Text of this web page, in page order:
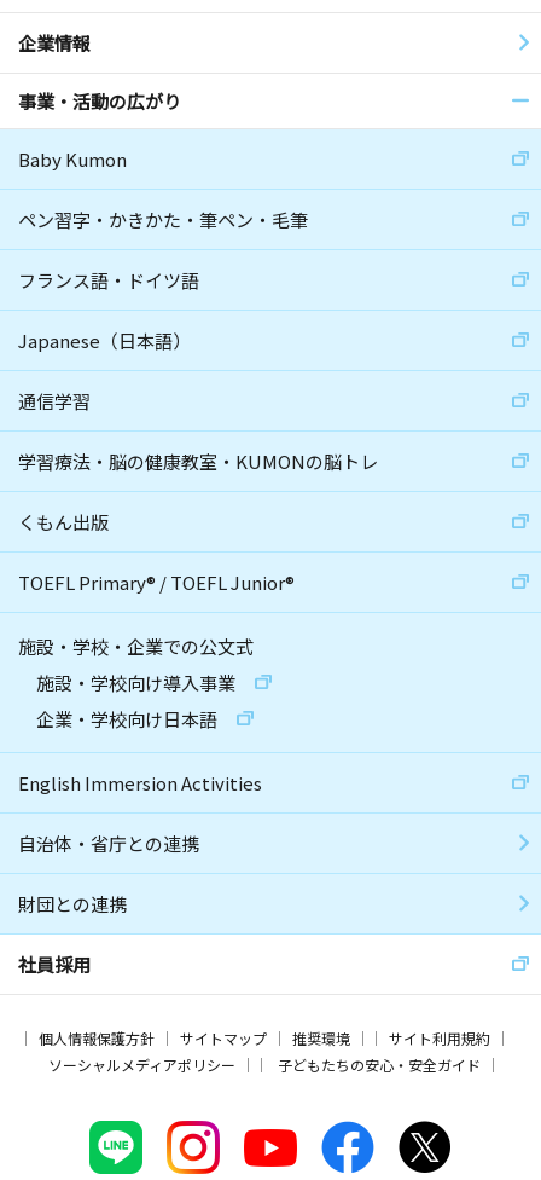
企業情報
事業・活動の広がり
Baby Kumon
ペン習字・かきかた・筆ペン・毛筆
フランス語・ドイツ語
Japanese（日本語）
通信学習
学習療法・脳の健康教室・KUMONの脳トレ
くもん出版
TOEFL Primary® /TOEFL Junior®
施設・学校・企業での公文式
施設・学校向け導入事業
企業・学校向け日本語
English Immersion Activities
自治体・省庁との連携
財団との連携
社員採用
個人情報保護方針 サイトマップ 推奨環境
サイト利用規約
ソーシャルメディアポリシー
子どもたちの安心・安全ガイド